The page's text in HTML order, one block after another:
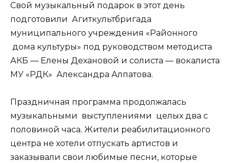
Свой музыкальный подарок в этот день
подготовили Агиткультбригада
муниципального учреждения «Районного
дома культуры» под руководством методиста
АКБ — Елены Дехановой и солиста — вокалиста
МУ «РДК» Александра Алпатова.
Праздничная программа продолжалась
музыкальными выступлениями целых два с
половиной часа. Жители реабилитационного
центра не хотели отпускать артистов и
заказывали свои любимые песни, которые